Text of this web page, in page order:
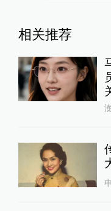
相关推荐